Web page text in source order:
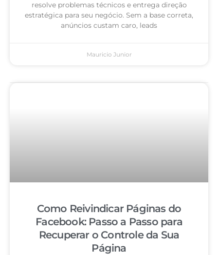
resolve problemas técnicos e entrega direção
estratégica para seu negócio. Sem a base correta,
anúncios custam caro, leads
Mauricio Junior
Como Reivindicar Páginas do
Facebook: Passo a Passo para
Recuperar o Controle da Sua
Página